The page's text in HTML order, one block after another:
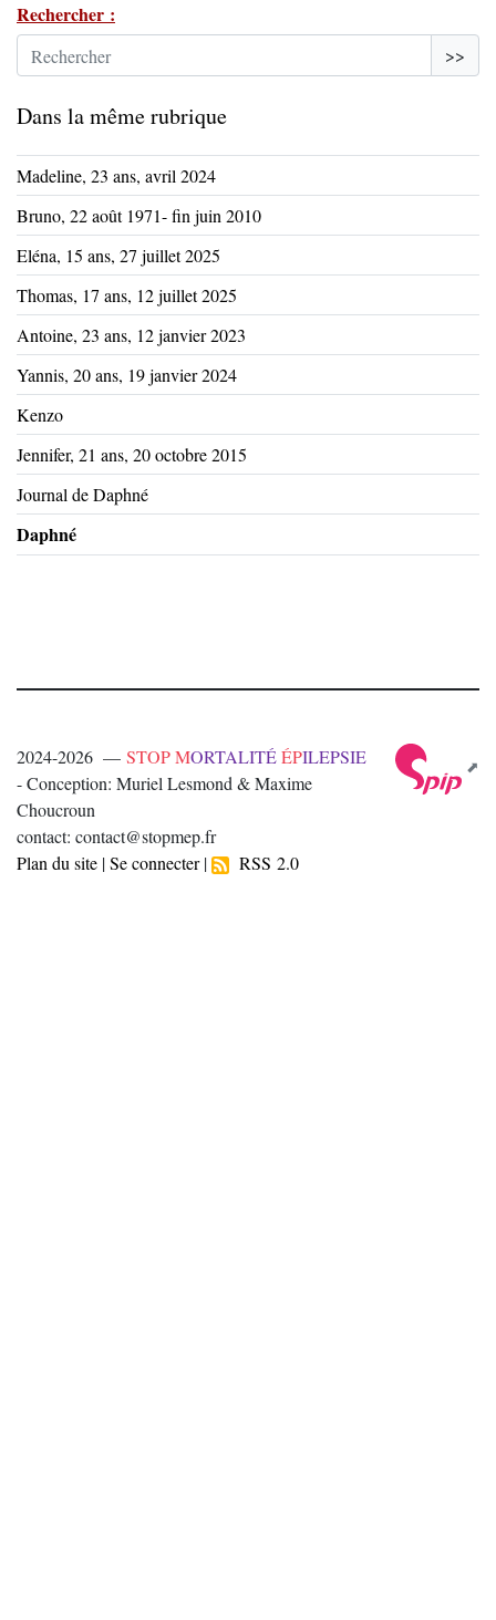
Rechercher :
>>
Dans la même rubrique
Madeline, 23 ans, avril 2024
Bruno, 22 août 1971- fin juin 2010
Eléna, 15 ans, 27 juillet 2025
Thomas, 17 ans, 12 juillet 2025
Antoine, 23 ans, 12 janvier 2023
Yannis, 20 ans, 19 janvier 2024
Kenzo
Jennifer, 21 ans, 20 octobre 2015
Journal de Daphné
Daphné
2024-2026 — STOP MORTALITÉÉPILEPSIE
- Conception: Muriel Lesmond & Maxime
Choucroun
contact: contact@stopmep.fr
Plan du site |Se connecter| RSS 2.0